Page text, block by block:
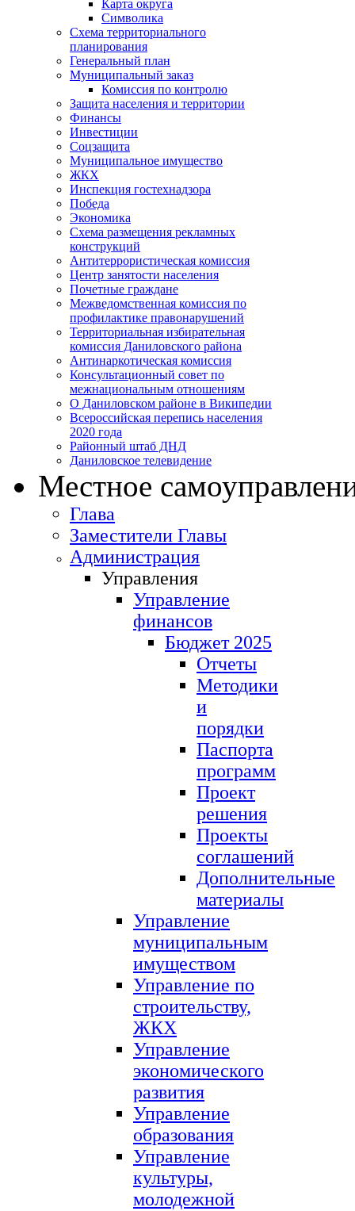
Карта округа
Символика
Схема территориального
планирования
Генеральный план
Муниципальный заказ
Комиссия по контролю
Защита населения и территории
Финансы
Инвестиции
Соцзащита
Муниципальное имущество
ЖКХ
Инспекция гостехнадзора
Победа
Экономика
Схема размещения рекламных
конструкций
Антитеррористическая комиссия
Центр занятости населения
Почетные граждане
Межведомственная комиссия по
профилактике правонарушений
Территориальная избирательная
комиссия Даниловского района
Антинаркотическая комиссия
Консультационный совет по
межнациональным отношениям
О Даниловском районе в Википедии
Всероссийская перепись населения
2020 года
Районный штаб ДНД
Даниловское телевидение
Местное
Глава
Заместители Главы
Администрация
Управления
Управление
финансов
Бюджет 2025
Отчеты
Методики
и
порядки
Паспорта
программ
Проект
решения
Проекты
соглашений
Дополнительные
материалы
Управление
муниципальным
имуществом
Управление по
строительству,
ЖКХ
Управление
экономического
развития
Управление
образования
Управление
культуры,
молодежной